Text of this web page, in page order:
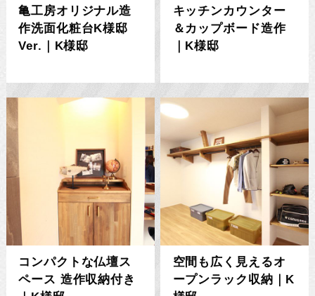
亀工房オリジナル造
作洗面化粧台K様邸
Ver.｜K様邸
キッチンカウンター
＆カップボード造作
｜K様邸
コンパクトな仏壇ス
ペース 造作収納付き
空間も広く見えるオ
ープンラック収納｜K